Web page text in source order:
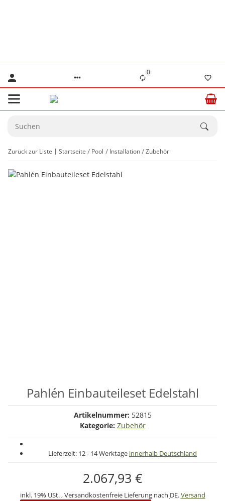
0
Zurück zur Liste Startseite Pool Installation Zubehör
Pahlén Einbauteileset Edelstahl
Artikelnummer: 52815
Kategorie: Zubehör
Lieferzeit: 12 - 14 Werktage innerhalb Deutschland
2.067,93 €
inkl. 19% USt. , Versandkostenfreie Lieferung nach DE.Versand